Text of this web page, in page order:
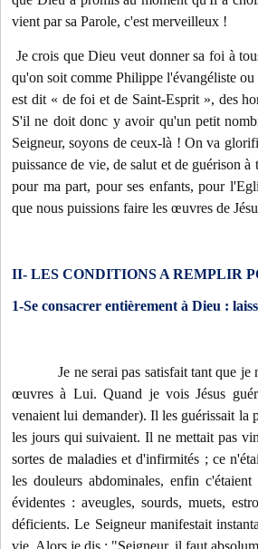
vient par sa Parole, c'est merveilleux !
Je crois que Dieu veut donner sa foi à
qu'on soit comme Philippe l'évangéliste
est dit « de foi et de Saint-Esprit », des
S'il ne doit donc y avoir qu'un petit
Seigneur, soyons de ceux-là ! On va
puissance de vie, de salut et de guérison
pour ma part, pour ses enfants, pour
que nous puissions faire les œuvres de
II- LES CONDITIONS A REMPLIR
1-Se consacrer entièrement à Dieu :
Je ne serai pas satisfait tant que
œuvres à Lui. Quand je vois Jésus
venaient lui demander). Il les guérissait la
les jours qui suivaient. Il ne mettait pas
sortes de maladies et d'infirmités ; ce
les douleurs abdominales, enfin
évidentes : aveugles, sourds, muets,
déficients. Le Seigneur manifestait